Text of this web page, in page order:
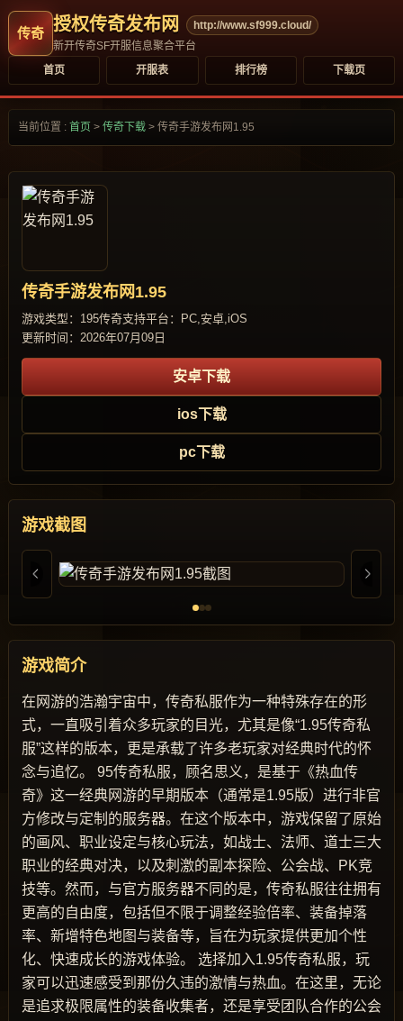
授权传奇发布网
http://www.sf999.cloud/
新开传奇SF开服信息聚合平台
首页
开服表 排行榜 下载页
当前位置 : 首页 > 传奇下载 > 传奇手游发布网1.95
传奇手游发布网1.95
游戏类型：195传奇支持平台：PC,安卓,iOS
更新时间：2026年07月09日
安卓下载
ios下载
pc下载
游戏截图
游戏简介
在网游的浩瀚宇宙中，传奇私服作为一种特殊存在的形
式，一直吸引着众多玩家的目光，尤其是像“1.95传奇私
服”这样的版本，更是承载了许多老玩家对经典时代的怀
念与追忆。 95传奇私服，顾名思义，是基于《热血传
奇》这一经典网游的早期版本（通常是1.95版）进行非官
方修改与定制的服务器。在这个版本中，游戏保留了原始
的画风、职业设定与核心玩法，如战士、法师、道士三大
职业的经典对决，以及刺激的副本探险、公会战、PK竞
技等。然而，与官方服务器不同的是，传奇私服往往拥有
更高的自由度，包括但不限于调整经验倍率、装备掉落
率、新增特色地图与装备等，旨在为玩家提供更加个性
化、快速成长的游戏体验。 选择加入1.95传奇私服，玩
家可以迅速感受到那份久违的激情与热血。在这里，无论
是追求极限属性的装备收集者，还是享受团队合作的公会